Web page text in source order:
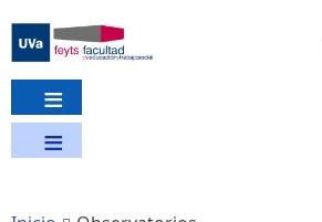
contenido
principal